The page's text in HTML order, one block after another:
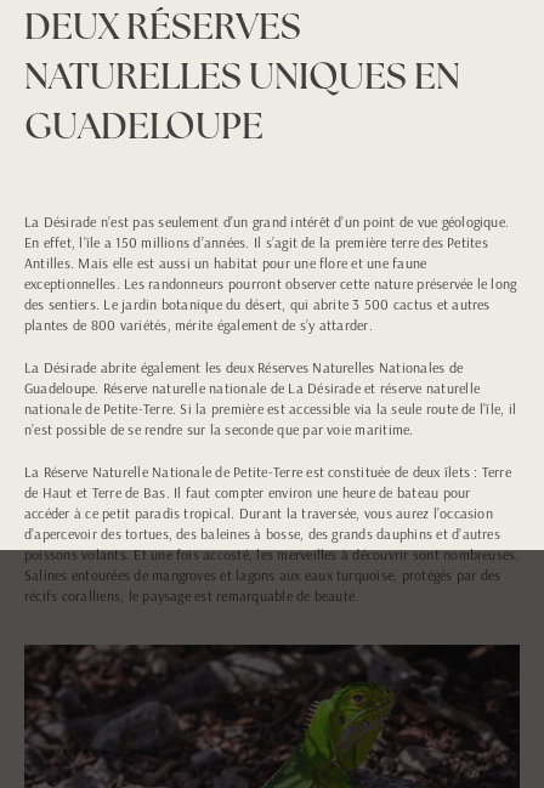
DEUX RÉSERVES
NATURELLES UNIQUES EN
GUADELOUPE
La Désirade n’est pas seulement d’un grand intérêt d’un point de vue géologique.
En effet, l’île a 150 millions d’années. Il s’agit de la première terre des Petites
Antilles. Mais elle est aussi un habitat pour une flore et une faune
exceptionnelles. Les randonneurs pourront observer cette nature préservée le long
des sentiers. Le jardin botanique du désert, qui abrite 3 500 cactus et autres
plantes de 800 variétés, mérite également de s’y attarder.
La Désirade abrite également les deux Réserves Naturelles Nationales de
Guadeloupe. Réserve naturelle nationale de La Désirade et réserve naturelle
nationale de Petite-Terre. Si la première est accessible via la seule route de l’île, il
n’est possible de se rendre sur la seconde que par voie maritime.
La Réserve Naturelle Nationale de Petite-Terre est constituée de deux îlets : Terre
de Haut et Terre de Bas. Il faut compter environ une heure de bateau pour
accéder à ce petit paradis tropical. Durant la traversée, vous aurez l’occasion
d’apercevoir des tortues, des baleines à bosse, des grands dauphins et d’autres
poissons volants. Et une fois accosté, les merveilles à découvrir sont nombreuses.
Salines entourées de mangroves et lagons aux eaux turquoise, protégés par des
récifs coralliens, le paysage est remarquable de beauté.